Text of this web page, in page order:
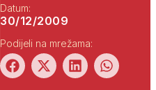
Datum:
30/12/2009
Podijeli na mrežama: